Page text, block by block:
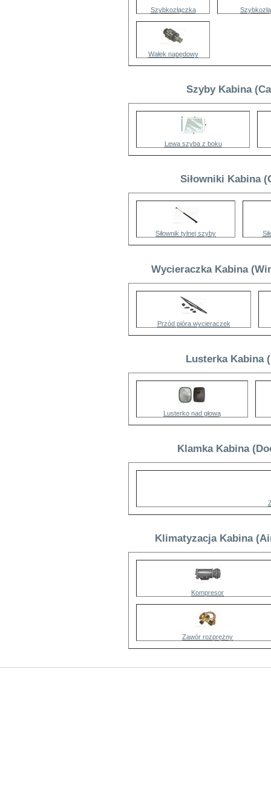
Szybkozłączka
Wałek napędowy
Szyby Kabina
Lewa szyba z boku
Siłowniki Kabina
Siłownik tylnej szyby
Wycieraczka Kabina
Przód pióra wycieraczek
Lusterka Kabina
Lusterko nad głową
Klamka Kabina
Klimatyzacja Kabina
Kompresor
Zawór rozprężny